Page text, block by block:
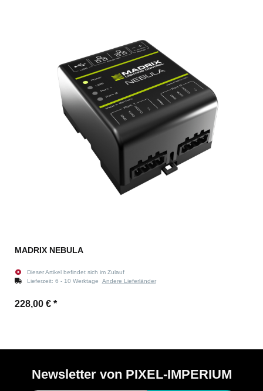
MADRIX NEBULA
Dieser Artikel befindet sich im Zulauf
Lieferzeit: 6 - 10 Werktage Andere Lieferländer
228,00 € *
Newsletter von PIXEL-IMPERIUM